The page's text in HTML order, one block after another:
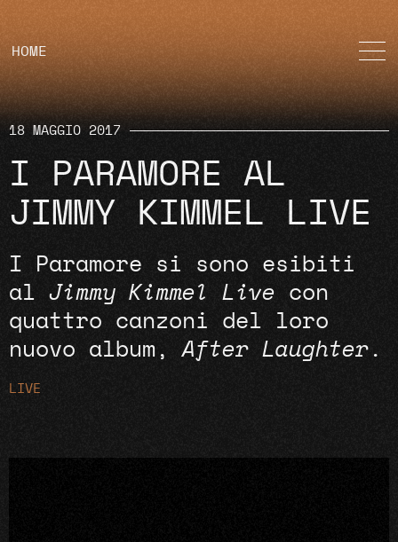
HOME
18 MAGGIO 2017
I PARAMORE AL
JIMMY KIMMEL LIVE
I Paramore si sono esibiti
al Jimmy Kimmel Live con
quattro canzoni del loro
nuovo album,After Laughter .
LIVE